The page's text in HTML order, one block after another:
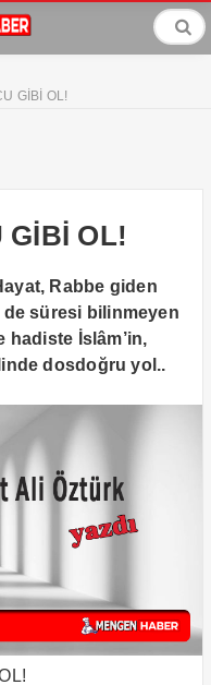
GİBİ OL!
GİBİ OL!
Rabbe giden
süresi bilinmeyen
hadiste İslâm’in,
dosdoğru yol..